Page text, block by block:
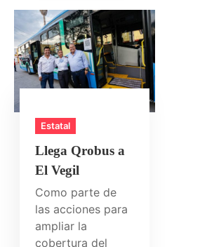
Estatal
Llega Qrobus a
El Vegil
Como parte de
las acciones para
ampliar la
cobertura del